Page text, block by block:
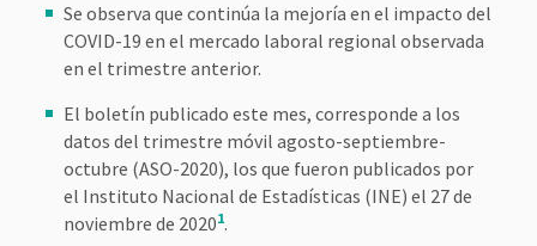
Se observa que continúa la mejoría en el impacto del
COVID-19 en el mercado laboral regional observada
en el trimestre anterior.
El boletín publicado este mes, corresponde a los
datos del trimestre móvil agosto-septiembre-
octubre (ASO-2020), los que fueron publicados por
el Instituto Nacional de Estadísticas (INE) el 27 de
noviembre de 20201.